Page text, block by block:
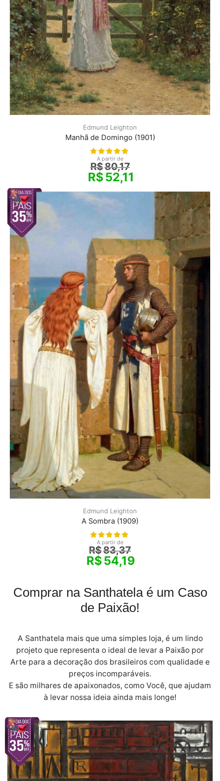
Edmund Leighton
Manhã de Domingo (1901)
A partir de
R$80,17
R$52,11
Edmund Leighton
A Sombra (1909)
A partir de
R$83,37
R$54,19
Comprar na Santhatela é um Caso
de Paixão!
A Santhatela mais que uma simples loja, é um lindo
projeto que representa o ideal de levar a Paixão por
Arte para a decoração dos brasileiros com qualidade e
preços incomparáveis.
E são milhares de apaixonados, como Você, que ajudam
à levar nossa ideia ainda mais longe!